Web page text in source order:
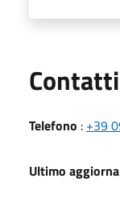
Contatti
Telefono : +39
Ultimo